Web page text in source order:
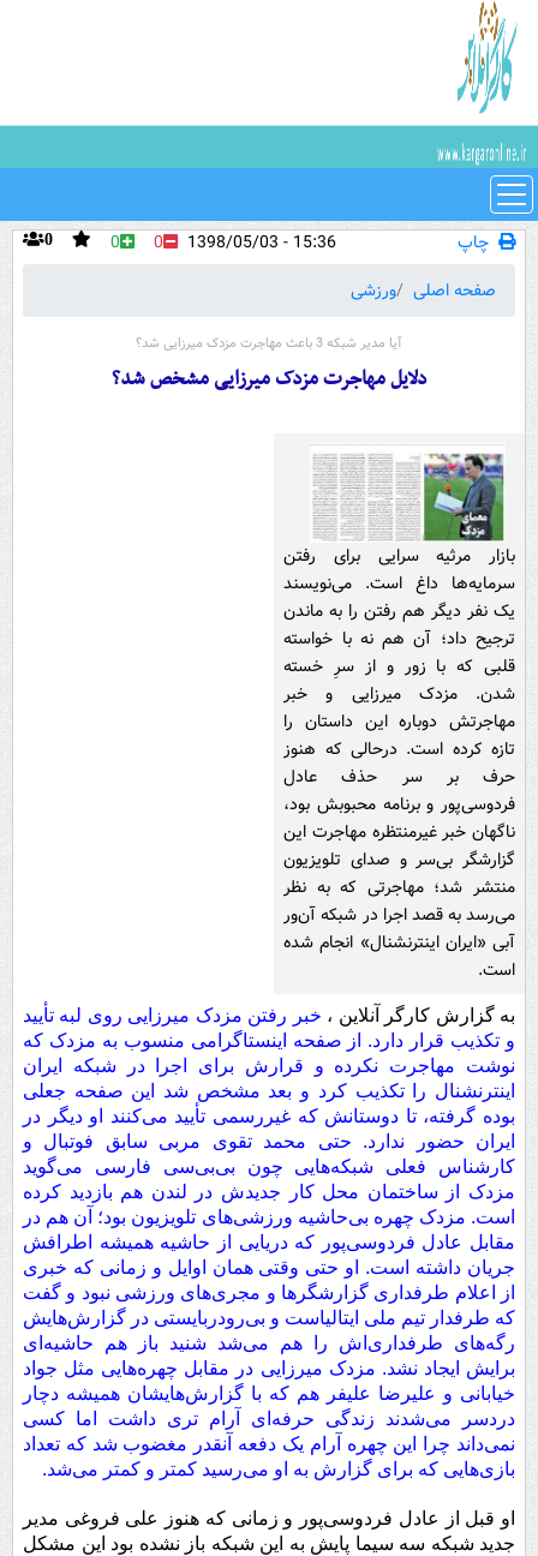
چاپ 0 0 0
15:36 - 1398/05/03
صفحه اصلی
ورزشی
آیا مدیر شبکه 3 باعث مهاجرت مزدک میرزایی شد؟
دلایل مهاجرت مزدک میرزایی مشخص شد؟
بازار مرثیه‌ سرایی برای رفتن
سرمایه‌ها داغ است. می‌نویسند
یک نفر دیگر هم رفتن را به ماندن
ترجیح داد؛ آن هم نه با خواسته
قلبی که با زور و از سرِ خسته‌
شدن. مزدک میرزایی و خبر
مهاجرتش دوباره این داستان را
تازه کرده است. درحالی که هنوز
حرف بر سر حذف عادل
فردوسی‌پور و برنامه محبوبش بود،
ناگهان خبر غیرمنتظره‌ مهاجرت این
گزارشگر بی‌سر و صدای تلویزیون
منتشر شد؛ مهاجرتی که به نظر
می‌رسد به قصد اجرا در شبکه آن‌ور
آبی «ایران اینترنشنال» انجام شده
است.
به گزارش کارگر آنلاین ، خبر رفتن مزدک میرزایی روی لبه تأیید
و تکذیب قرار دارد. از صفحه اینستاگرامی منسوب به مزدک که
نوشت مهاجرت نکرده و قرارش برای اجرا در شبکه ایران
اینترنشنال را تکذیب کرد و بعد مشخص شد این صفحه جعلی
بوده گرفته، تا دوستانش که غیررسمی تأیید می‌کنند او دیگر در
ایران حضور ندارد. حتی محمد تقوی مربی سابق فوتبال و
کارشناس فعلی شبکه‌هایی چون بی‌بی‌سی فارسی می‌گوید
مزدک از ساختمان محل کار جدیدش در لندن هم بازدید کرده
است. مزدک چهره بی‌حاشیه ورزشی‌های تلویزیون بود؛ آن هم در
مقابل عادل فردوسی‌پور که دریایی از حاشیه همیشه اطرافش
جریان داشته است. او حتی وقتی همان اوایل و زمانی که خبری
از اعلام طرفداری گزارشگرها و مجری‌های ورزشی نبود و گفت
که طرفدار تیم ملی ایتالیاست و بی‌رودربایستی در گزارش‌هایش
رگه‌های طرفداری‌اش را هم می‌شد شنید باز هم حاشیه‌ای
برایش ایجاد نشد. مزدک میرزایی در مقابل چهره‌هایی مثل جواد
خیابانی و علیرضا علیفر هم که با گزارش‌هایشان همیشه دچار
دردسر می‌شدند زندگی حرفه‌ای آرام تری داشت اما کسی
نمی‌داند چرا این چهره آرام یک دفعه آنقدر مغضوب شد که تعداد
بازی‌هایی که برای گزارش به او می‌رسید کمتر و کمتر می‌شد.
او قبل از عادل فردوسی‌پور و زمانی که هنوز علی فروغی مدیر
جدید شبکه سه سیما پایش به این شبکه باز نشده بود این مشکل